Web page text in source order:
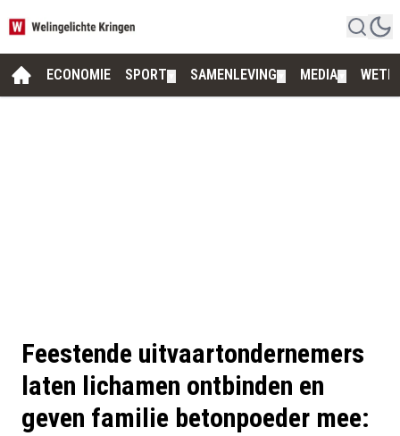
ECONOMIE SPORT SAMENLEVING MEDIA
Feestende uitvaartondernemers
laten lichamen ontbinden en
geven familie betonpoeder mee: